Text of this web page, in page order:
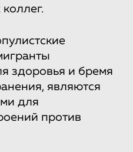
здоровья и бремя
являются
для
против